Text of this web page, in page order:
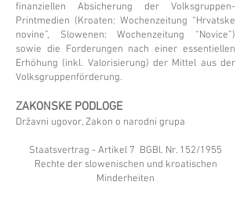
finanziellen Absicherung der Volksgruppen-
Printmedien (Kroaten: Wochenzeitung “Hrvatske
novine”, Slowenen: Wochenzeitung “Novice”)
sowie die Forderungen nach einer essentiellen
Erhöhung (inkl. Valorisierung) der Mittel aus der
Volksgruppenförderung.
ZAKONSKE PODLOGE
Državni ugovor, Zakon o narodni grupa
Staatsvertrag - Artikel 7 BGBl. Nr. 152/1955
Rechte der slowenischen und kroatischen
Minderheiten